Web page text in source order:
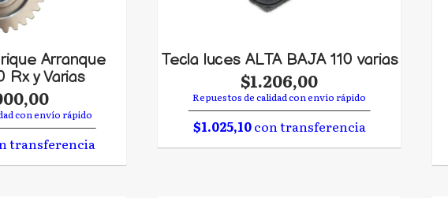
Arranque
Rx y Varias
con envío rápido
transferencia
Tecla luces ALTA BAJA 110 varias
$1.206,00
Repuestos de calidad con envío rápido
$1.025,10con transferencia